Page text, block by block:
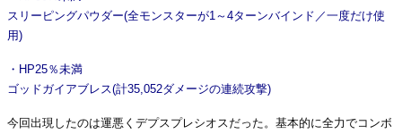
スリーピングパウダー(全モンスターが1～4ターンバインド／一度だけ使
用)
・HP25％未満
ゴッドガイアブレス(計35,052ダメージの連続攻撃)
今回出現したのは運悪くデプスプレシオスだった。基本的に全力でコンボ